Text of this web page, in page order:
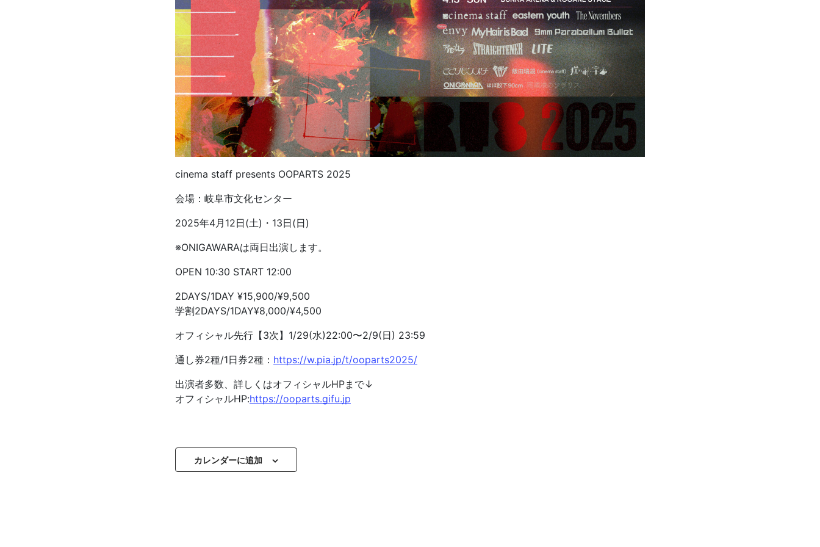
cinema staff presents OOPARTS 2025
会場：岐阜市文化センター
2025年4月12日(土)・13日(日)
※ONIGAWARAは両日出演します。
OPEN 10:30 START 12:00
2DAYS/1DAY ¥15,900/¥9,500
学割2DAYS/1DAY¥8,000/¥4,500
オフィシャル先行【3次】1/29(水)22:00〜2/9(日) 23:59
通し券2種/1日券2種： https://w.pia.jp/t/ooparts2025/
出演者多数、詳しくはオフィシャルHPまで↓
オフィシャルHP:https://ooparts.gifu.jp
カレンダーに追加